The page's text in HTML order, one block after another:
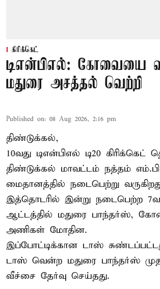
கிரிக்கெட்
டிஎன்பிஎல்: கோவையை
மதுரை அசத்தல் வெற்றி
Published on: 08 Aug 2026, 2:16 pm
திண்டுக்கல்,
10வது டிஎன்பிஎல் டி20 கிரிக்கெட்
திண்டுக்கல் மாவட்டம் நத்தம்
மைதானத்தில் நடைபெற்று
இத்தொடரில் இன்று நடைபெற்ற
ஆட்டத்தில் மதுரை பாந்தர்ஸ்,
அணிகள் மோதின.
இப்போட்டிக்கான டாஸ்
டாஸ் வென்ற மதுரை பாந்தர்ஸ்
வீச்சை தேர்வு செய்தது.